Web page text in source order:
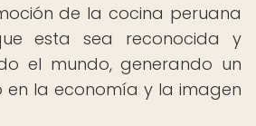
de la cocina peruana
esta sea reconocida y
el mundo, generando un
en la economía y la imagen